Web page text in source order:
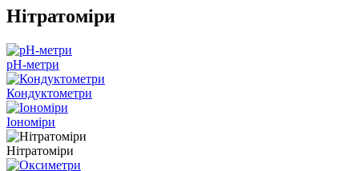
Нітратоміри
pH-метри
Кондуктометри
Іономіри
Нітратоміри